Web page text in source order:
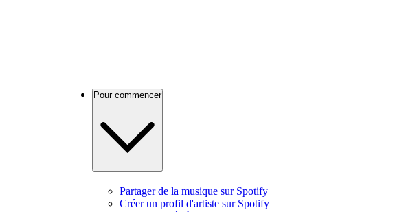
Pour commencer
Partager de la musique sur Spotify
Créer un profil d'artiste sur Spotify